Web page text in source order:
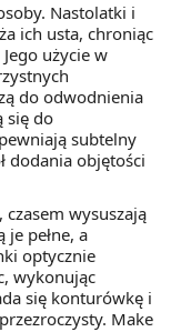
Nastolatki i
ich usta, chroniąc
użycie w
do odwodnienia
się do
subtelny
dodania objętości
wysuszają
pełne, a
optycznie
wykonując
się konturówkę i
Make